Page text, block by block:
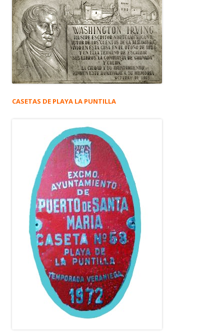
CASETAS DE PLAYA LA PUNTILLA